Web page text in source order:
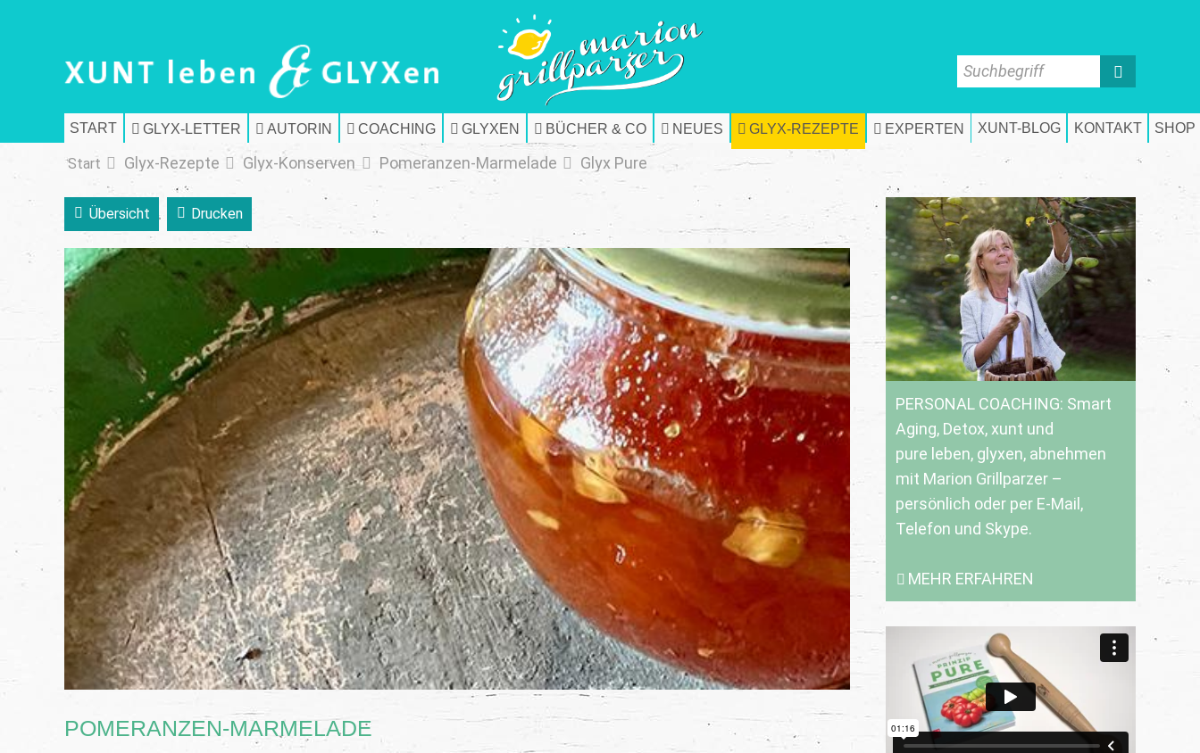
START GLYX-LETTER AUTORIN COACHING GLYXEN BÜCHER & CO NEUES GLYX-REZEPTE EXPERTEN XUNT-BLOG KONTAKT SHOP
Suchbegriff
Start Glyx-Rezepte Glyx-Konserven Pomeranzen-Marmelade Glyx Pure
PERSONAL COACHING: Smart
Aging, Detox, xunt und
pure leben, glyxen, abnehmen
mit Marion Grillparzer –
persönlich oder per E-Mail,
Telefon und Skype.
MEHR ERFAHREN
Übersicht Drucken
POMERANZEN-MARMELADE